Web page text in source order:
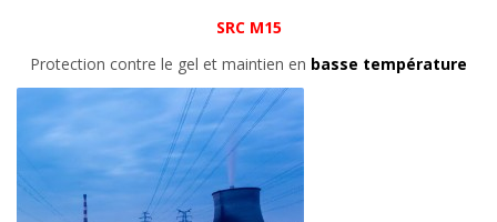
SRC M15
Protection contre le gel et maintien en basse température